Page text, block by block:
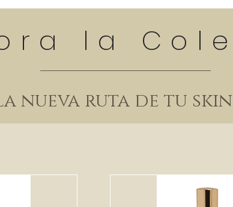
la
nueva ruta de tu